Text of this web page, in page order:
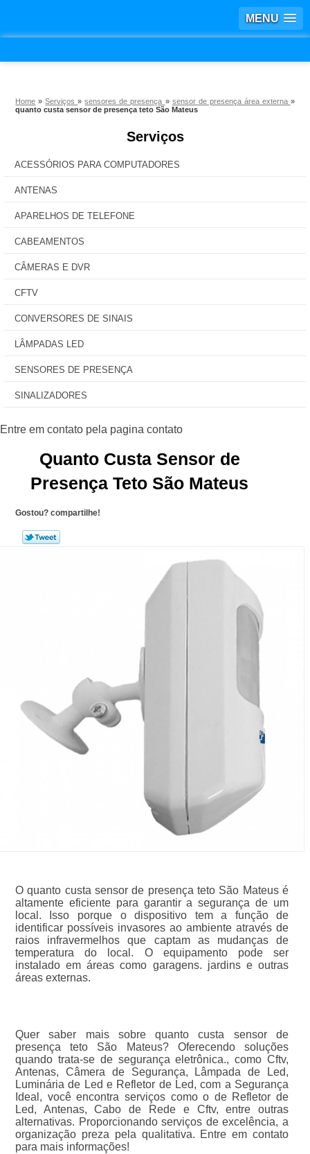
MENU
Home »Serviços»sensores de presença » sensor de presença área externa »
quanto custa sensor de presença teto São Mateus
Serviços
ACESSÓRIOS PARA COMPUTADORES
ANTENAS
APARELHOS DE TELEFONE
CABEAMENTOS
CÂMERAS E DVR
CFTV
CONVERSORES DE SINAIS
LÂMPADAS LED
SENSORES DE PRESENÇA
SINALIZADORES
Quanto Custa Sensor de
Presença Teto São Mateus
Gostou? compartilhe!
O quanto custa sensor de presença teto São Mateus é
altamente eficiente para garantir a segurança de um
local. Isso porque o dispositivo tem a função de
identificar possíveis invasores ao ambiente através de
raios infravermelhos que captam as mudanças de
temperatura do local. O equipamento pode ser
instalado em áreas como garagens. jardins e outras
áreas externas.
Quer saber mais sobre quanto custa sensor de
presença teto São Mateus? Oferecendo soluções
quando trata-se de segurança eletrônica., como Cftv,
Antenas, Câmera de Segurança, Lâmpada de Led,
Luminária de Led e Refletor de Led, com a Segurança
Ideal, você encontra serviços como o de Refletor de
Led, Antenas, Cabo de Rede e Cftv, entre outras
alternativas. Proporcionando serviços de excelência, a
organização preza pela qualitativa. Entre em contato
para mais informações!